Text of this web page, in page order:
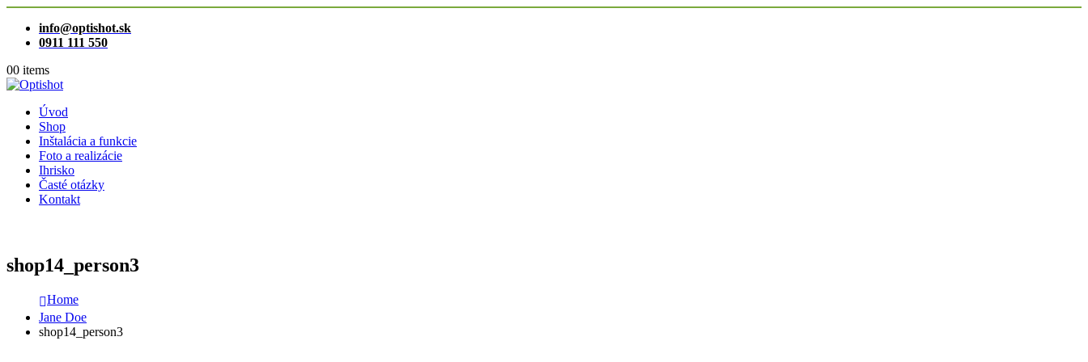
info@optishot.sk
0911 111 550
00 items
Úvod
Shop
Inštalácia a funkcie
Foto a realizácie
Ihrisko
Časté otázky
Kontakt
shop14_person3
Home
Jane Doe
shop14_person3